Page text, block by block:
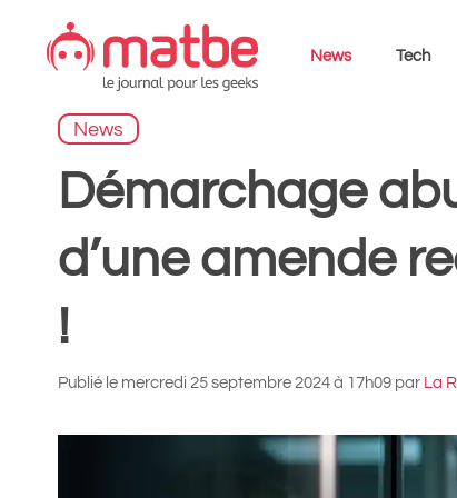
contenu
News Tech
News
Démarchage
d’une amende
!
Publié le mercredi 25 septembre 2024 à 17h09 par La